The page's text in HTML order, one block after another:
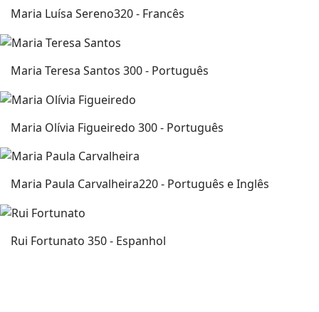
Maria Luísa Sereno320 - Francês
Maria Teresa Santos 300 - Português
Maria Olívia Figueiredo 300 - Português
Maria Paula Carvalheira220 - Português e Inglês
Rui Fortunato 350 - Espanhol